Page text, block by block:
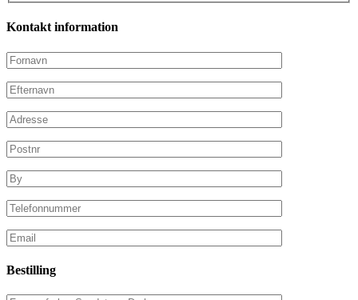
Kontakt information
Bestilling